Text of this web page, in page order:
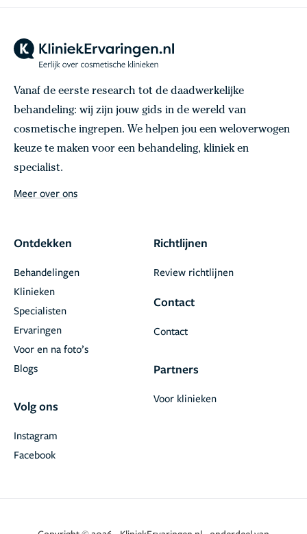
Vanaf de eerste research tot de daadwerkelijke
behandeling: wij zijn jouw gids in de wereld van
cosmetische ingrepen. We helpen jou een weloverwogen
keuze te maken voor een behandeling, kliniek en
specialist.
Meer over ons
Ontdekken
Behandelingen
Klinieken
Specialisten
Ervaringen
Voor en na foto’s
Blogs
Volg ons
Facebook
Instagram
Richtlijnen
Review richtlijnen
Contact
Contact
Partners
Voor klinieken